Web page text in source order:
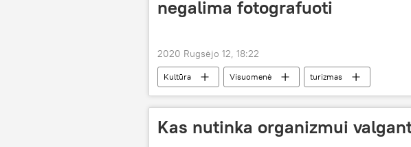
negalima fotografuoti
2020 Rugsėjo 12, 18:22
Kultūra Visuomenė turizmas
Kas nutinka organizmui